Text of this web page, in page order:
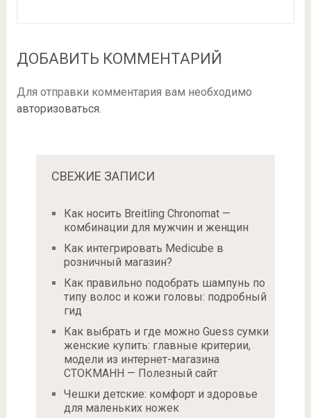
ДОБАВИТЬ КОММЕНТАРИЙ
Для отправки комментария вам необходимо
авторизоваться
СВЕЖИЕ ЗАПИСИ
Как носить Breitling Chronomat —
комбинации для мужчин и женщин
Как интегрировать Medicube в
розничный магазин?
Как правильно подобрать шампунь по
типу волос и кожи головы: подробный
гид
Как выбрать и где можно Guess сумки
женские купить: главные критерии,
модели из интернет-магазина
СТОКМАНН — Полезный сайт
Чешки детские: комфорт и здоровье
для маленьких ножек